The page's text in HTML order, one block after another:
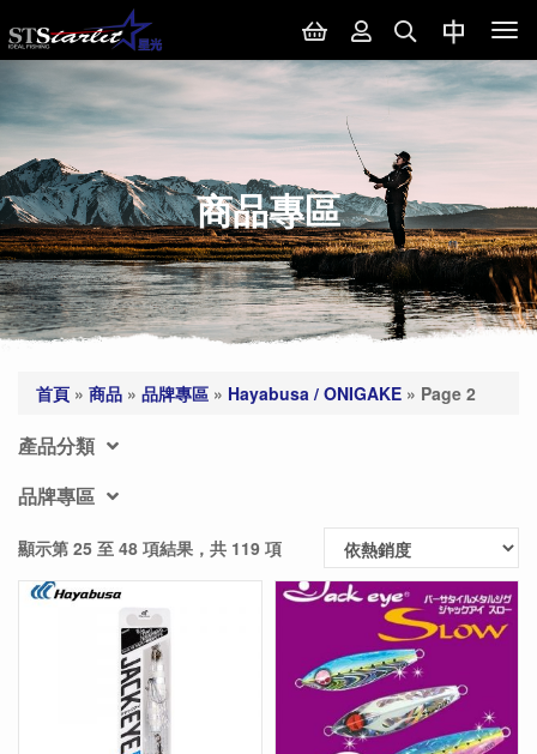
商品專區
首頁 » 商品 » 品牌專區 » Hayabusa / ONIGAKE » Page 2
產品分類
品牌專區
顯示第 25 至 48 項結果，共 119 項